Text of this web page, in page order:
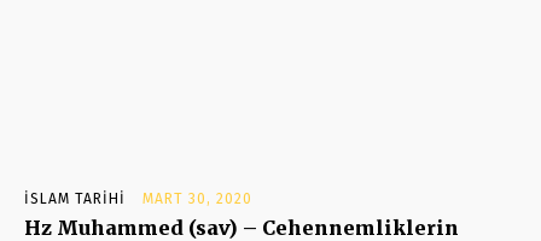
İSLAM TARIHI MART 30, 2020
Hz Muhammed (sav) – Cehennemliklerin